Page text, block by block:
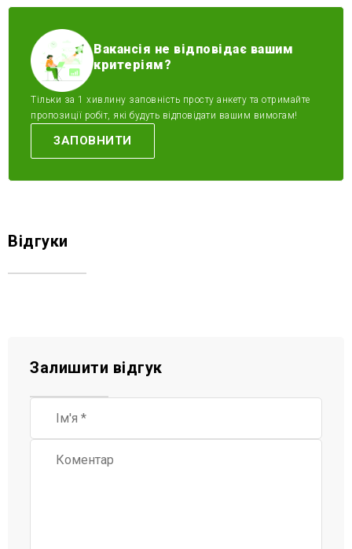
Вакансія не відповідає вашим
критеріям?
Тільки за 1 хивлину заповність просту анкету та отримайте
пропозиції робіт, які будуть відповідати вашим вимогам!
ЗАПОВНИТИ
Відгуки
Залишити відгук